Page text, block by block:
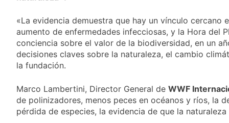
responsables como
«delincuentes
anarquistas»
la Cerveza: los tres
secretos para
servirla
correctamente
2 Días Atrás
El frío polar se
instala en Buenos
bajas de la semana
por qué se celebra
cada 7 de agosto y
qué representa para
los argentinos
2 Días Atrás
El Senado aprobó la
«La evidencia demuestra que hay un vínculo cercano
aumento de enfermedades infecciosas, y la Hora del
conciencia sobre el valor de la biodiversidad, en un
decisiones claves sobre la naturaleza, el cambio
la fundación.
Marco Lambertini, Director General de WWF
de polinizadores, menos peces en océanos y ríos, la
pérdida de especies, la evidencia de que la